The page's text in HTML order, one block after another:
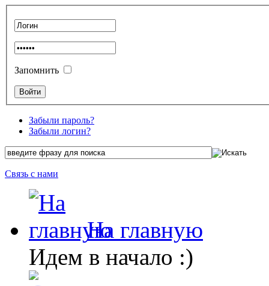
Запомнить
Забыли пароль?
Забыли логин?
Связь с нами
На главную
Идем в начало :)